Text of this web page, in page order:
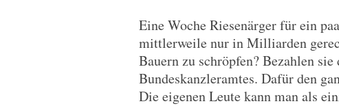
Eine Woche Riesenärger für ein
mittlerweile nur in Milliarden
Bauern zu schröpfen? Bezahlen
Bundeskanzleramtes. Dafür den
Die eigenen Leute kann man als